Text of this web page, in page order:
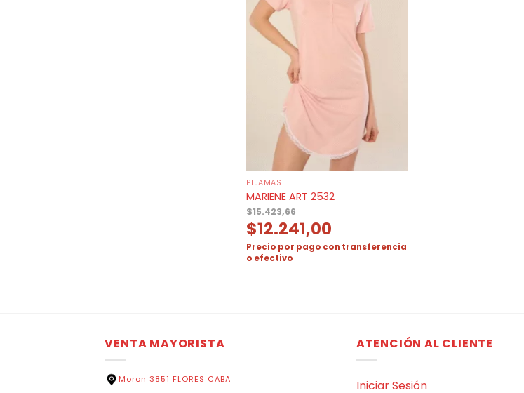
PIJAMAS
MARIENE ART 2532
$15.423,66
$12.241,00
Precio por pago con transferencia
o efectivo
VENTA MAYORISTA
Moron 3851 FLORES CABA
ATENCIÓN AL CLIENTE
Iniciar Sesión